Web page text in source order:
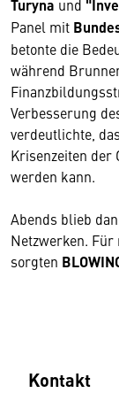
Turyna und
Panel mit
betonte die
während
Verbesserung
verdeutlichte,
Krisenzeiten
werden kann.
Abends blieb
Netzwerken.
sorgten
Kontakt